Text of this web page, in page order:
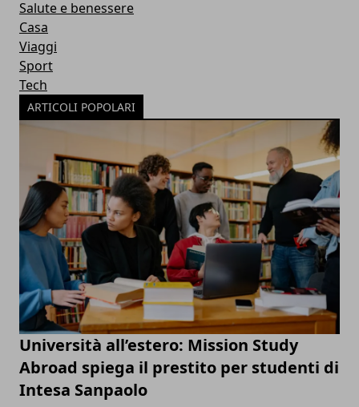
Salute e benessere
Casa
Viaggi
Sport
Tech
ARTICOLI POPOLARI
Università all’estero: Mission Study
Abroad spiega il prestito per studenti di
Intesa Sanpaolo